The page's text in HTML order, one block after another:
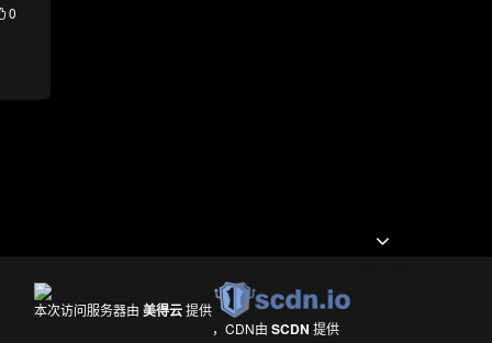
0
本次访问服务器由 美得云提供
，CDN由 SCDN 提供